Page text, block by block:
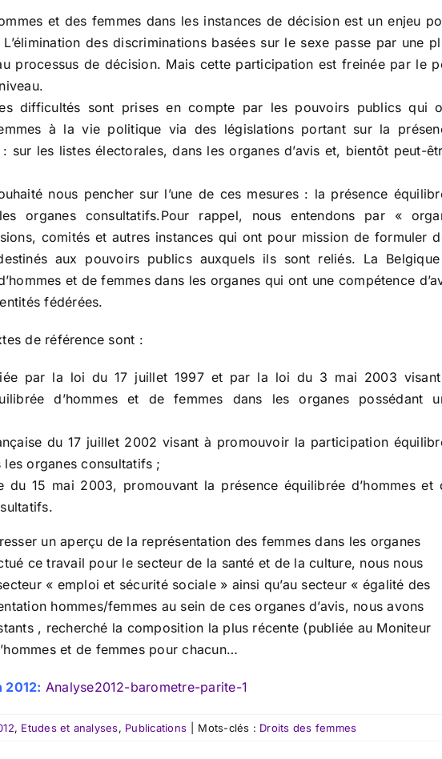
et des femmes dans les instances de décision est un enjeu
des discriminations basées sur le sexe passe par une
processus de décision. Mais cette participation est freinée par le
difficultés sont prises en compte par les pouvoirs publics qui
à la vie politique via des législations portant sur la
sur les listes électorales, dans les organes d’avis et, bientôt peut-
nous pencher sur l’une de ces mesures : la présence
organes consultatifs.Pour rappel, nous entendons par «
comités et autres instances qui ont pour mission de formuler
aux pouvoirs publics auxquels ils sont reliés. La
et de femmes dans les organes qui ont une compétence
fédérées.
de référence sont :
par la loi du 17 juillet 1997 et par la loi du 3 mai 2003
d’hommes et de femmes dans les organes possédant
du 17 juillet 2002 visant à promouvoir la participation
les organes consultatifs ;
du 15 mai 2003, promouvant la présence équilibrée d’hommes et
un aperçu de la représentation des femmes dans les organes
ce travail pour le secteur de la santé et de la culture, nous nous
« emploi et sécurité sociale » ainsi qu’au secteur « égalité des
hommes/femmes au sein de ces organes d’avis, nous avons
, recherché la composition la plus récente (publiée au Moniteur
et de femmes pour chacun…
2012: Analyse2012-barometre-parite-1
, Etudes et analyses, Publications Mots-clés : Droits des femmes